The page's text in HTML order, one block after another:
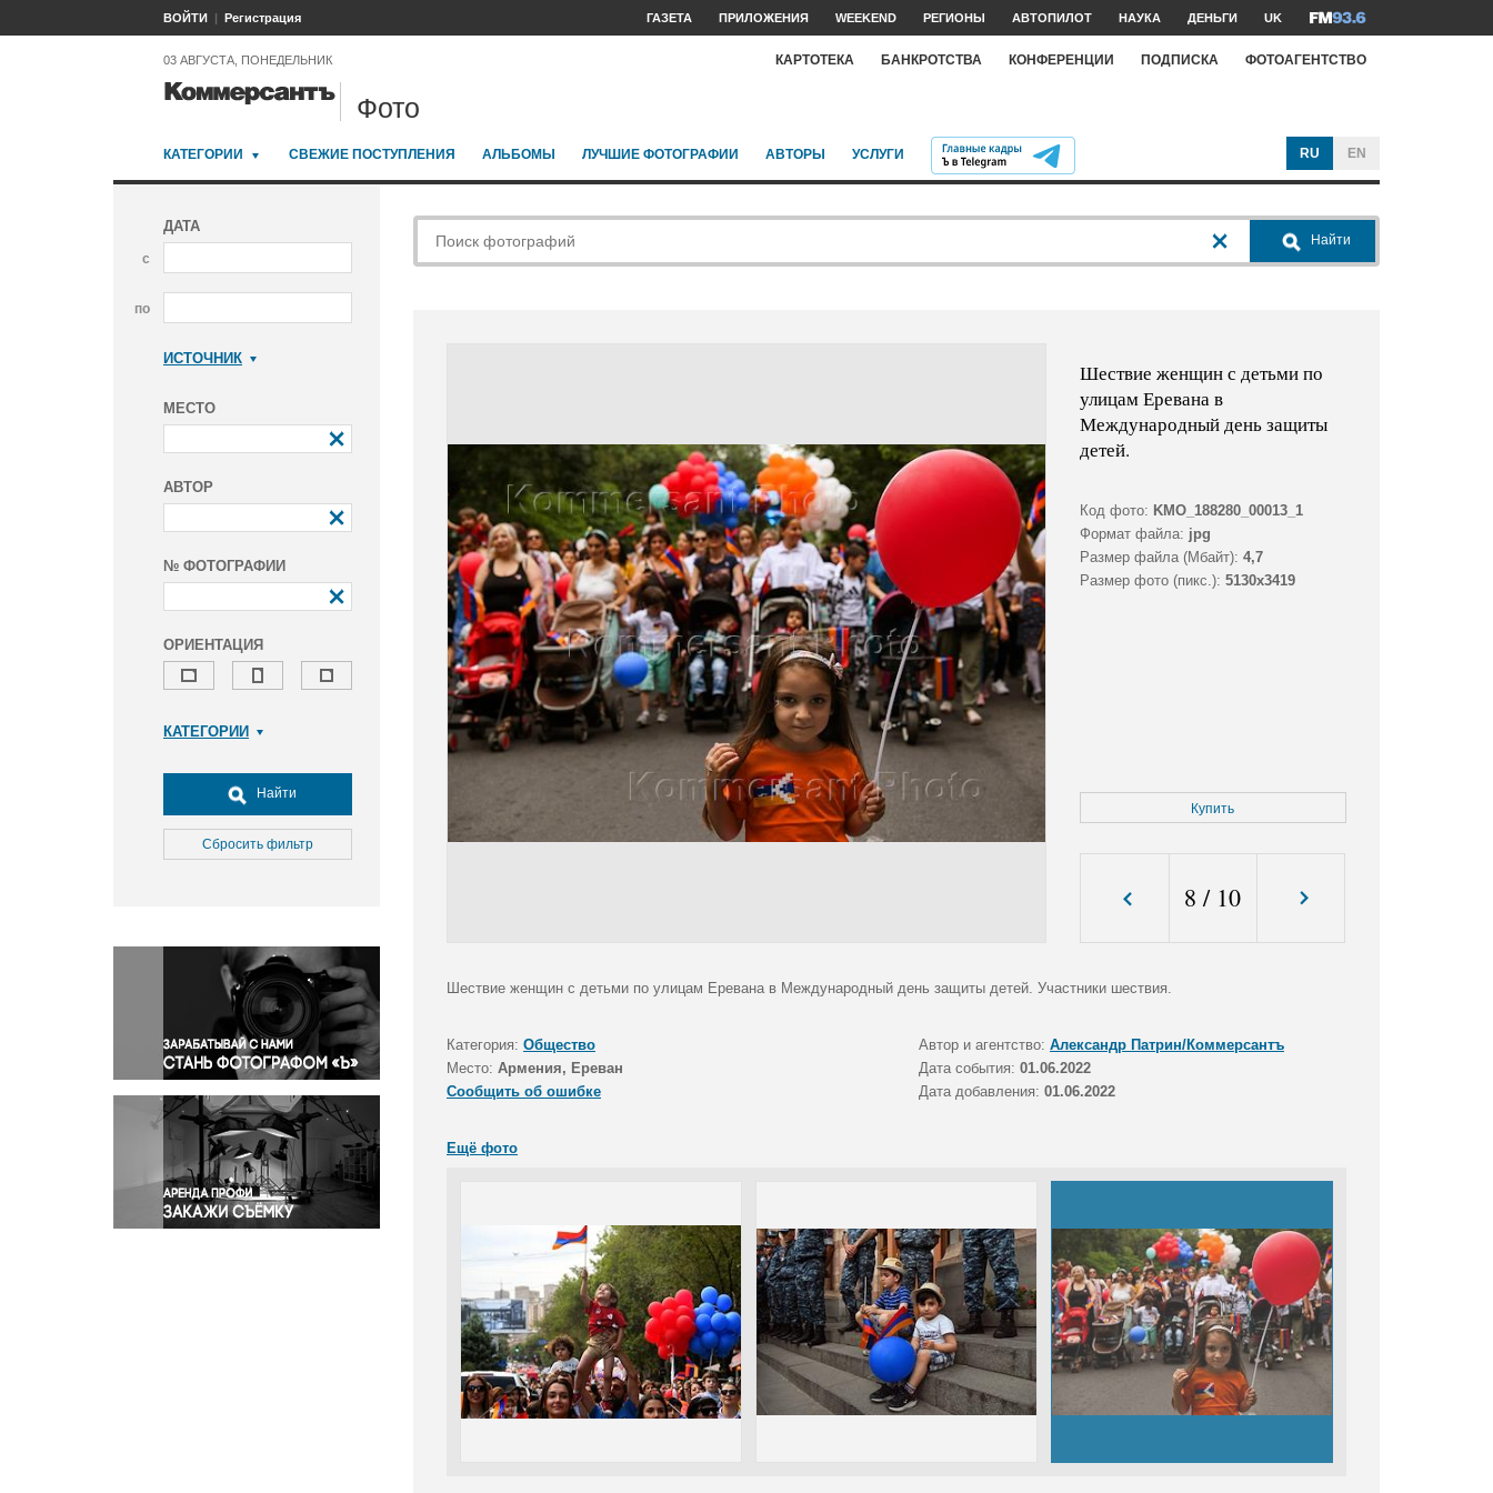
ВОЙТИ Регистрация ГАЗЕТА ПРИЛОЖЕНИЯ WEEKEND РЕГИОНЫ АВТОПИЛОТ НАУКА ДЕНЬГИ UK
03 АВГУСТА, ПОНЕДЕЛЬНИК КАРТОТЕКА БАНКРОТСТВА КОНФЕРЕНЦИИ ПОДПИСКА ФОТОАГЕНТСТВО
Фото
КАТЕГОРИИ СВЕЖИЕ ПОСТУПЛЕНИЯ АЛЬБОМЫ ЛУЧШИЕ ФОТОГРАФИИ АВТОРЫ УСЛУГИ RU EN
ДАТА
с
по
ИСТОЧНИК
МЕСТО
АВТОР
№ ФОТОГРАФИИ
ОРИЕНТАЦИЯ
КАТЕГОРИИ
Досуг, туризм и отдых
Культура
Медицина
Окружающая среда
Политика
Правосудие
Происшествия и конфликты
Религия
Светская жизнь
Спорт
Экология
Экономика и бизнес
Найти
Сбросить фильтр
Найти
Шествие женщин с детьми по
улицам Еревана в
Международный день защиты
детей.
Код фото: KMO_188280_00013_1
Формат файла: jpg
Размер файла (Мбайт): 4,7
Размер фото (пикс.): 5130x3419
Купить
8 / 10
Шествие женщин с детьми по улицам Еревана в Международный день защиты детей. Участники шествия.
Категория: Общество Автор и агентство: Александр Патрин/Коммерсантъ
Место: Армения, Ереван Дата события: 01.06.2022
Сообщить об ошибке
Дата добавления: 01.06.2022
Ещё фото